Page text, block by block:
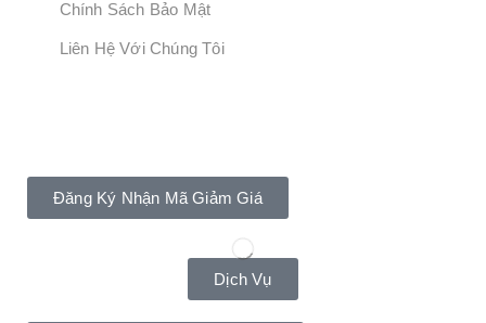
Chính Sách Bảo Mật
Liên Hệ Với Chúng Tôi
Đăng Ký Nhận Mã Giảm Giá
Dịch Vụ